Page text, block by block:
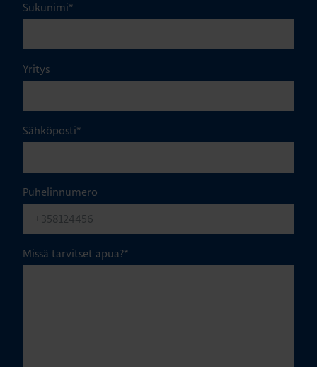
Sukunimi*
Yritys
Sähköposti*
Puhelinnumero
Missä tarvitset apua?*